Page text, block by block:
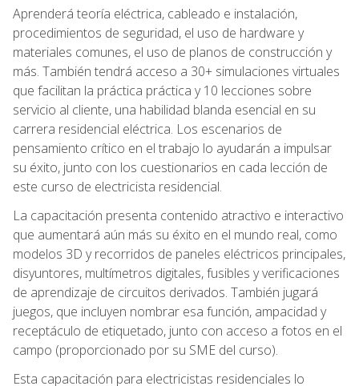
Aprenderá teoría eléctrica, cableado e instalación,
procedimientos de seguridad, el uso de hardware y
materiales comunes, el uso de planos de construcción y
más. También tendrá acceso a 30+ simulaciones virtuales
que facilitan la práctica práctica y 10 lecciones sobre
servicio al cliente, una habilidad blanda esencial en su
carrera residencial eléctrica. Los escenarios de
pensamiento crítico en el trabajo lo ayudarán a impulsar
su éxito, junto con los cuestionarios en cada lección de
este curso de electricista residencial.
La capacitación presenta contenido atractivo e interactivo
que aumentará aún más su éxito en el mundo real, como
modelos 3D y recorridos de paneles eléctricos principales,
disyuntores, multímetros digitales, fusibles y verificaciones
de aprendizaje de circuitos derivados. También jugará
juegos, que incluyen nombrar esa función, ampacidad y
receptáculo de etiquetado, junto con acceso a fotos en el
campo (proporcionado por su SME del curso).
Esta capacitación para electricistas residenciales lo